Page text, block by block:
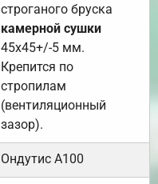
строганого бруска
камерной сушки
45х45+/-5 мм.
Крепится по
стропилам
(вентиляционный
зазор).
Ондутис А100